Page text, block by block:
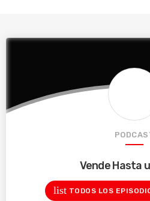
Vende Hasta
list TODOS LOS